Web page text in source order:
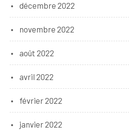
décembre 2022
novembre 2022
août 2022
avril 2022
février 2022
janvier 2022